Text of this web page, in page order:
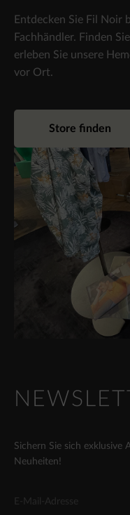
Entdecken Sie Fil Noir
Fachhändler. Finden
erleben Sie unsere
vor Ort.
Store finden
Sichern Sie sich exklusive
Neuheiten!